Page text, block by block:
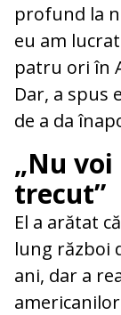
profund la
eu am
patru ori în
Dar, a spus
de a da
„Nu
trecut”
El a arătat
lung război
ani, dar a